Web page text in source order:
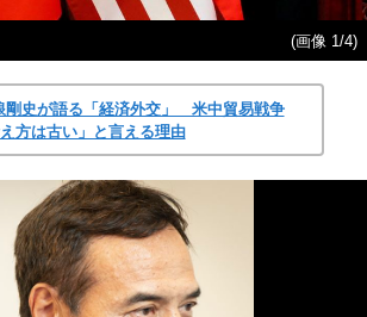
(画像 1/4)
剛史が語る「経済外交」 米中貿易戦争
え方は古い」と言える理由